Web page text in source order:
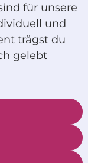
für unsere
und
trägst du
gelebt